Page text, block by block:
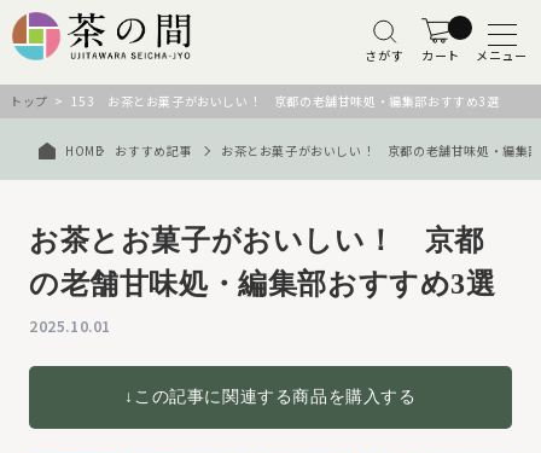
さがす カート メニュー
トップ > 153 お茶とお菓子がおいしい！ 京都の老舗甘味処・編集部おすすめ3選
HOME おすすめ記事 お茶とお菓子がおいしい！ 京都の老舗甘味処・編集
お茶とお菓子がおいしい！ 京都
の老舗甘味処・編集部おすすめ3選
2025.10.01
↓この記事に関連する商品を購入する